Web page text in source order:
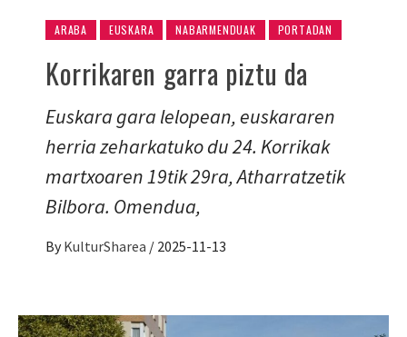
ARABA EUSKARA NABARMENDUAK PORTADAN
Korrikaren garra piztu da
Euskara gara lelopean, euskararen
herria zeharkatuko du 24. Korrikak
martxoaren 19tik 29ra, Atharratzetik
Bilbora. Omendua,
By KulturSharea / 2025-11-13